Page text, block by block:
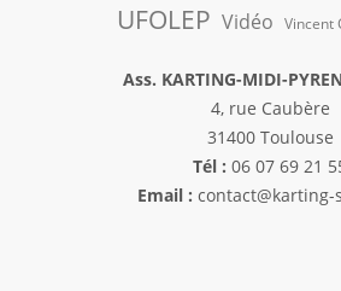
UFOLEP Vidéo Vincent
Ass. KARTING-MIDI-
4, rue Caubère
31400 Toulouse
Tél : 06 07 69 21
Email : contact@karting-